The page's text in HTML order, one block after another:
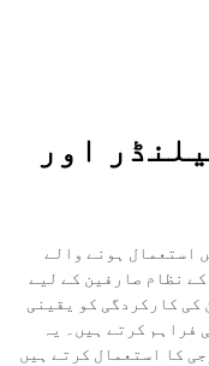
اور
استعمال ہونے والے
نظام صارفین کے لیے
کی کارکردگی کو یقینی
فراہم کرتے ہیں۔ یہ
کا استعمال کرتے ہیں